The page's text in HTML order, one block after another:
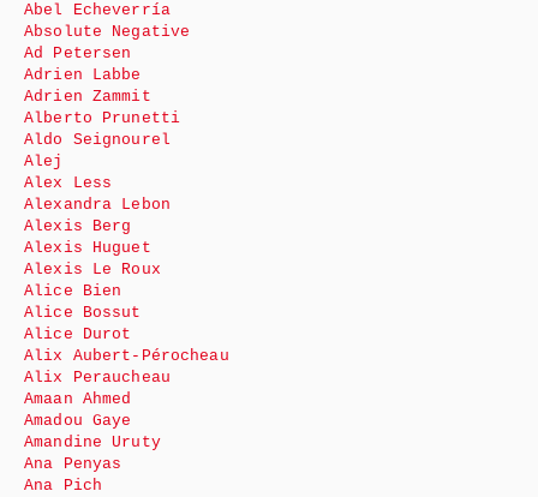
Abel Echeverría
Absolute Negative
Ad Petersen
Adrien Labbe
Adrien Zammit
Alberto Prunetti
Aldo Seignourel
Alej
Alex Less
Alexandra Lebon
Alexis Berg
Alexis Huguet
Alexis Le Roux
Alice Bien
Alice Bossut
Alice Durot
Alix Aubert-Pérocheau
Alix Peraucheau
Amaan Ahmed
Amadou Gaye
Amandine Uruty
Ana Penyas
Ana Pich